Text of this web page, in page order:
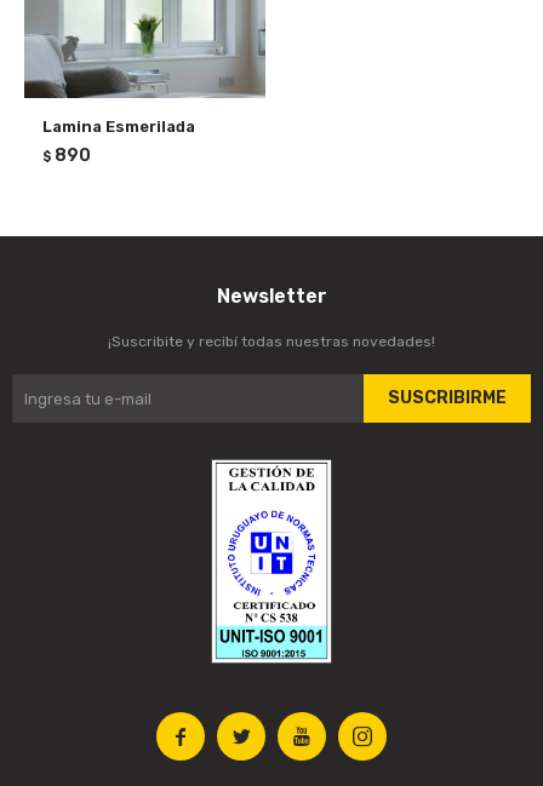
Lamina Esmerilada
$ 890
   
Newsletter
¡Suscribite y recibí todas nuestras novedades!
SUSCRIBIRME